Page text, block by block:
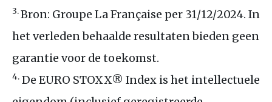
3.Bron: Groupe La Française per 31/12/2024. In
het verleden behaalde resultaten bieden geen
garantie voor de toekomst.
4. De EURO STOXX® Index is het intellectuele